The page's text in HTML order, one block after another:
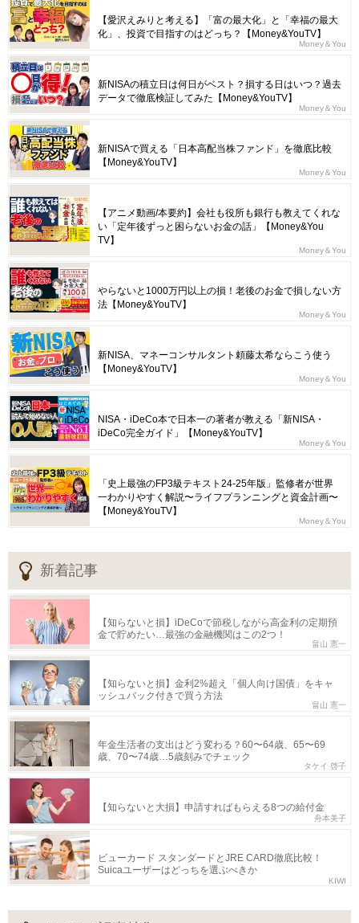
【愛沢えみりと考える】「富の最大化」と「幸福の最大
化」、投資で目指すのはどっち？【Money&YouTV】
Money＆You
新NISAの積立日は何日がベスト？損する日はいつ？過去
データで徹底検証してみた【Money&YouTV】
Money＆You
新NISAで買える「日本高配当株ファンド」を徹底比較
【Money&YouTV】
Money＆You
【アニメ動画/本要約】会社も役所も銀行も教えてくれな
い「定年後ずっと困らないお金の話」【Money&You
TV】
Money＆You
やらないと1000万円以上の損！老後のお金で損しない方
法【Money&YouTV】
Money＆You
新NISA、マネーコンサルタント頼藤太希ならこう使う
【Money&YouTV】
Money＆You
NISA・iDeCo本で日本一の著者が教える「新NISA・
iDeCo完全ガイド」【Money&YouTV】
Money＆You
「史上最強のFP3級テキスト24-25年版」監修者が世界
一わかりやすく解説〜ライフプランニングと資金計画〜
【Money&YouTV】
Money＆You
新着記事
【知らないと損】iDeCoで節税しながら高金利の定期預
金で貯めたい…最強の金融機関はこの2つ！
畠山 憲一
【知らないと損】金利2%超え「個人向け国債」をキャ
ッシュバック付きで買う方法
畠山 憲一
年金生活者の支出はどう変わる？60〜64歳、65〜69
歳、70〜74歳…5歳刻みでチェック
タケイ 啓子
【知らないと大損】申請すればもらえる8つの給付金
舟本美子
ビューカード スタンダードとJRE CARD徹底比較！
Suicaユーザーはどっちを選ぶべきか
KIWI